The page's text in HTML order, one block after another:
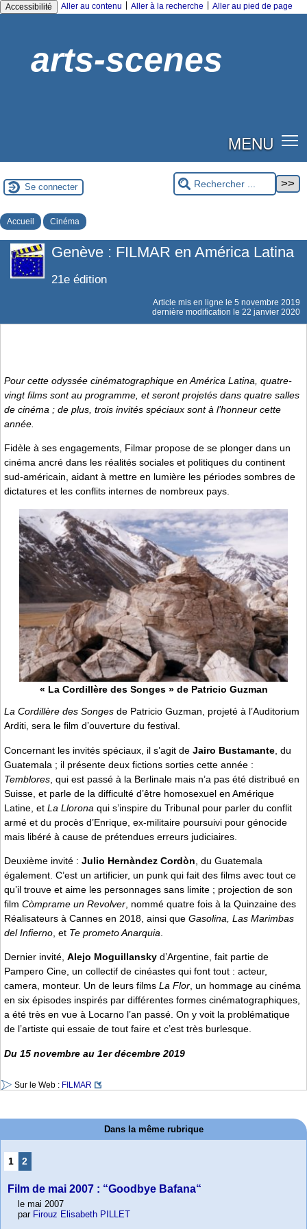
Accessibilité Aller au contenu Aller à la recherche Aller au pied de page
arts-scenes
MENU
Se connecter
Accueil Cinéma
Genève : FILMAR en América Latina
21e édition
Article mis en ligne le 5 novembre 2019
dernière modification le 22 janvier 2020
Pour cette odyssée cinématographique en América Latina, quatre-
vingt films sont au programme, et seront projetés dans quatre salles
de cinéma ; de plus, trois invités spéciaux sont à l’honneur cette
année.
Fidèle à ses engagements, Filmar propose de se plonger dans un
cinéma ancré dans les réalités sociales et politiques du continent
sud-américain, aidant à mettre en lumière les périodes sombres de
dictatures et les conflits internes de nombreux pays.
« La Cordillère des Songes » de Patricio Guzman
La Cordillère des Songes de Patricio Guzman, projeté à l’Auditorium
Arditi, sera le film d’ouverture du festival.
Concernant les invités spéciaux, il s’agit de Jairo Bustamante , du
Guatemala ; il présente deux fictions sorties cette année :
Temblores , qui est passé à la Berlinale mais n’a pas été distribué en
Suisse, et parle de la difficulté d’être homosexuel en Amérique
Latine, et La Llorona qui s’inspire du Tribunal pour parler du conflit
armé et du procès d’Enrique, ex-militaire poursuivi pour génocide
mais libéré à cause de prétendues erreurs judiciaires.
Deuxième invité : Julio Hernàndez Cordòn , du Guatemala
également. C’est un artificier, un punk qui fait des films avec tout ce
qu’il trouve et aime les personnages sans limite ; projection de son
film Còmprame un Revolver , nommé quatre fois à la Quinzaine des
Réalisateurs à Cannes en 2018, ainsi que Gasolina, Las Marimbas
del Infierno , et Te prometo Anarquia
Dernier invité, Alejo Moguillansky d’Argentine, fait partie de
Pampero Cine, un collectif de cinéastes qui font tout : acteur,
camera, monteur. Un de leurs films La Flor, un hommage au cinéma
en six épisodes inspirés par différentes formes cinématographiques,
a été très en vue à Locarno l’an passé. On y voit la problématique
de l’artiste qui essaie de tout faire et c’est très burlesque.
Du 15 novembre au 1er décembre 2019
Sur le Web : FILMAR
Dans la même rubrique
1 2
Film de mai 2007 : “Goodbye Bafana“
le mai 2007
par Firouz Elisabeth PILLET